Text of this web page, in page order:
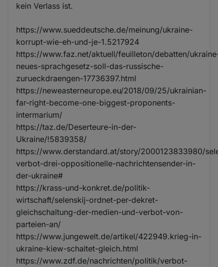
kein Verlass ist.
https://www.sueddeutsche.de/meinung/ukraine-
korrupt-wie-eh-und-je-1.5217924
https://www.faz.net/aktuell/feuilleton/debatten/
neues-sprachgesetz-soll-das-russische-
zurueckdraengen-17736397.html
https://neweasterneurope.eu/2018/09/25/ukrainian-
far-right-become-one-biggest-proponents-
intermarium/
https://taz.de/Deserteure-in-der-
Ukraine/!5839358/
https://www.derstandard.at/story/2000123833980/
verbot-drei-oppositionelle-nachrichtensender-in-
der-ukraine#
https://krass-und-konkret.de/politik-
wirtschaft/selenskij-ordnet-per-dekret-
gleichschaltung-der-medien-und-verbot-von-
parteien-an/
https://www.jungewelt.de/artikel/422949.krieg-in-
ukraine-kiew-schaltet-gleich.html
https://www.zdf.de/nachrichten/politik/verbot-